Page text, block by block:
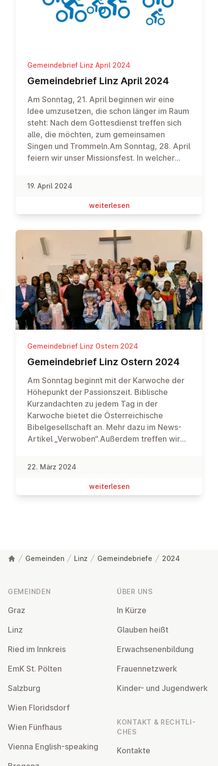
könnt ihr Beiträge noch bei Cecile
Ndayisaba oder mir anmelden.Wer kann,
möge am Samstag, 22. Juni um 16 Uhr bitte
Gemeindebrief Linz April 2024
Ge­mein­de­brief Linz April 2024
Am Sonntag, 21. April beginnen wir eine
Idee umzusetzen, die schon länger im Raum
steht: Nach dem Gottesdienst treffen sich
alle, die möchten, zum gemeinsamen
Singen und Trommeln.Am Sonntag, 28. April
feiern wir unser Missionsfest. In welcher
Jesus gesandt? Dass Gottes Liebe zu uns
der Grund dafür ist, dass wir uns auch
einander liebevoll zuwenden können, hören
wir aus dem 1. Johannesbrief.Nach dem
Gottesdienst feiern wir bei einem
gemeinsamen Mittagessen weiter. Wir
freuen uns, wenn ihr etwas zum Essen
beitragen könnt.Die Kollekte und alle
Spenden sind an diesem Sonntag für die
Projekte des Frauennetzwerks
bestimmt.Am 1. Mai machen wir eine
gemütliche Ausfahrt mit dem Fahrrad.
Treffpunkt und Zielort sind die EmK Linz.
Mittagessen in einem Lokal. Alle sind auf
das Mittagessen und ein Getränk
eingeladen. Wir freuen uns über Spenden im
Voraus, um das Mittagessen für alle
finanzieren zu können. Bitte meldet euch
bis 28. April beim Pastor an!
19. April 2024
wei­ter­le­sen
Gemeindebrief Linz Ostern 2024
Ge­mein­de­brief Linz Ostern 2024
Am Sonntag beginnt mit der Karwoche der
Höhepunkt der Passionszeit. Biblische
Kurzandachten zu jedem Tag in der
Karwoche bietet die Österreichische
Bibelgesellschaft an. Mehr dazu im News-
Artikel „Verwoben“.Außerdem treffen wir
Bezirksversammlung, quasi der
Gemeindebezirks Linz-Ried. Wir schauen
zurück auf das vergangene Jahr und planen
Mitglieder sind wahlberechtigt.Im
2024 predigen: „Alles, was ihr tut,
Impulse der Predigt wollen wir am Beginn
der Bezirksversammlung in einem „World
bedeutet das konkret für unsere
22. März 2024
wei­ter­le­sen
Gemeinden Linz Gemeindebriefe 2024
GEMEINDEN
Graz
Linz
Ried im Innkreis
EmK St. Pölten
Salzburg
Wien Flo­rids­dorf
Wien Fünfhaus
Vienna English-speaking
ÜBER UNS
In Kürze
Glauben heißt
Er­wach­se­nen­bil­dung
Frau­en­netz­werk
Kinder- und Ju­gend­werk
KONTAKT & RECHT­LI­
CHES
Kontakte